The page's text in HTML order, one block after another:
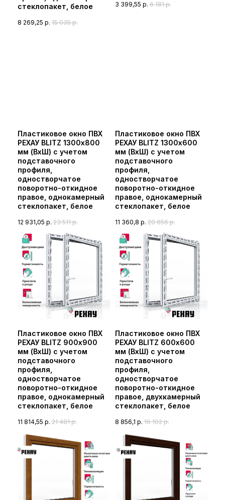
стеклопакет, белое
8 269,25 р. 15 035 р.
3 399,55 р. 6 181 р.
Пластиковое окно ПВХ
РЕХАУ BLITZ 1300х800
мм (ВхШ) с учетом
подставочного
профиля,
одностворчатое
поворотно-откидное
правое, однокамерный
стеклопакет, белое
12 931,05 р. 23 511 р.
Пластиковое окно ПВХ
РЕХАУ BLITZ 1300х600
мм (ВхШ) с учетом
подставочного
профиля,
одностворчатое
поворотно-откидное
правое, однокамерный
стеклопакет, белое
11 360,8 р. 20 656 р.
Пластиковое окно ПВХ
РЕХАУ BLITZ 900х900
мм (ВхШ) с учетом
подставочного
профиля,
одностворчатое
поворотно-откидное
правое, однокамерный
стеклопакет, белое
11 814,55 р. 21 481 р.
Пластиковое окно ПВХ
РЕХАУ BLITZ 600х600
мм (ВхШ) с учетом
подставочного
профиля,
одностворчатое
поворотно-откидное
правое, двухкамерный
стеклопакет, белое
8 856,1 р. 16 102 р.